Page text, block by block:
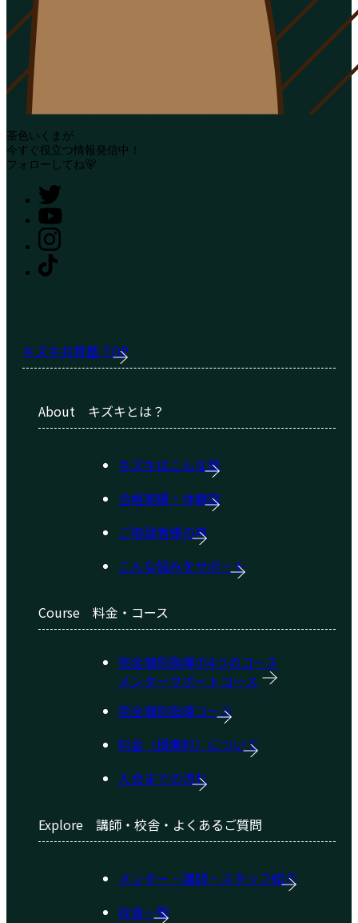
茶色いくまが
今すぐ役立つ情報発信中！
フォローしてね🐻
キズキ共育塾 TOP
About キズキとは？
キズキはこんな塾
合格実績・体験談
ご相談者様の声
こんな悩みをサポート
Course 料金・コース
完全個別指導の4つのコース
メンターサポートコース
完全個別指導コース
料金（授業料）について
入会までの流れ
Explore 講師・校舎・よくあるご質問
メンター・講師・スタッフ紹介
校舎一覧